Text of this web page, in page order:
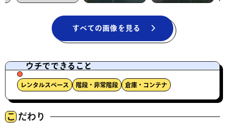
すべての画像を見る
ウチでできること
レンタルスペース 階段・非常階段 倉庫・コンテナ
こ だわり